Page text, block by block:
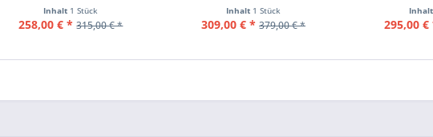
Inhalt 1 Stück
258,00 € * 315,00 € *
Inhalt 1 Stück
309,00 € * 379,00 € *
Inhalt
295,00 €